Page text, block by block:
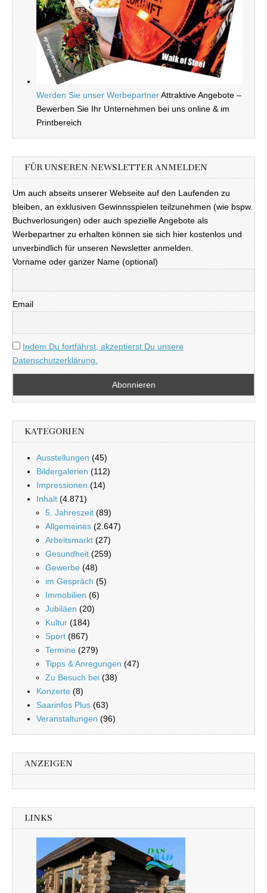
Werden Sie unser WerbepartnerAttraktive Angebote –
Bewerben Sie Ihr Unternehmen bei uns online & im
Printbereich
FÜR UNSEREN NEWSLETTER ANMELDEN
Um auch abseits unserer Webseite auf den Laufenden zu
bleiben, an exklusiven Gewinnsspielen teilzunehmen (wie bspw.
Buchverlosungen) oder auch spezielle Angebote als
Werbepartner zu erhalten können sie sich hier kostenlos und
unverbindlich für unseren Newsletter anmelden.
Vorname oder ganzer Name (optional)
Email
Indem Du fortfährst, akzeptierst Du unsere
Datenschutzerklärung.
KATEGORIEN
Ausstellungen (45)
Bildergalerien (112)
Impressionen (14)
Inhalt (4.871)
5. Jahreszeit (89)
Allgemeines (2.647)
Arbeitsmarkt (27)
Gesundheit (259)
Gewerbe (48)
im Gespräch (5)
Immobilien (6)
Jubiläen (20)
Kultur (184)
Sport (867)
Termine (279)
Tipps & Anregungen (47)
Zu Besuch bei (38)
Konzerte (8)
Saarinfos Plus (63)
Veranstaltungen (96)
ANZEIGEN
LINKS